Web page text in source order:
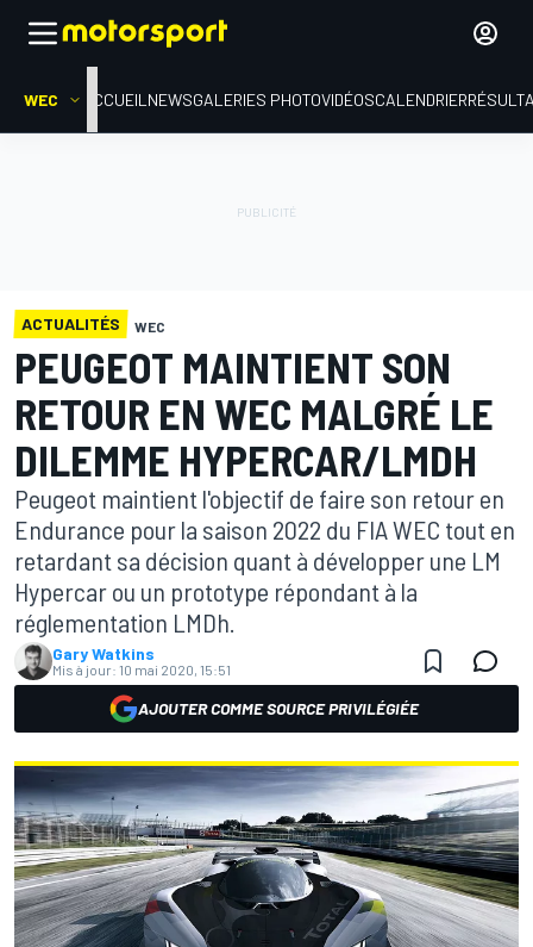
WEC ACCUEIL NEWSGALERIES PHOTOVIDÉOSCALENDRIER
ACTUALITÉS WEC
PEUGEOT MAINTIENT SON
RETOUR EN WEC MALGRÉ LE
DILEMME HYPERCAR/LMDH
Peugeot maintient l'objectif de faire son retour en
Endurance pour la saison 2022 du FIA WEC tout en
retardant sa décision quant à développer une LM
Hypercar ou un prototype répondant à la
réglementation LMDh.
Gary Watkins
Mis à jour: 10 mai 2020, 15:51
AJOUTER COMME SOURCE PRIVILÉGIÉE